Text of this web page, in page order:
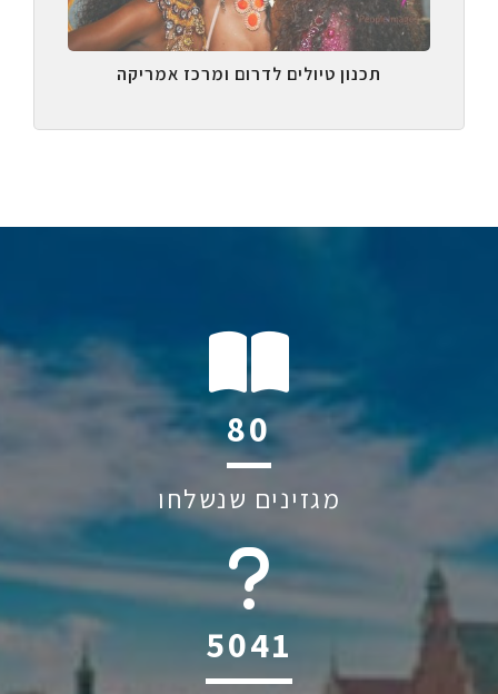
תכנון טיולים לדרום ומרכז אמריקה
112
מגזינים שנשלחו
6045